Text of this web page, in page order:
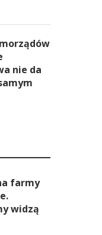
nie da
farmy
widzą